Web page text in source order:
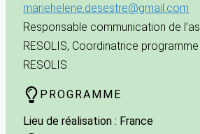
mariehelene.desestre@gmail.com
Responsable communication de
RESOLIS, Coordinatrice
RESOLIS
PROGRAMME
Lieu de réalisation : France